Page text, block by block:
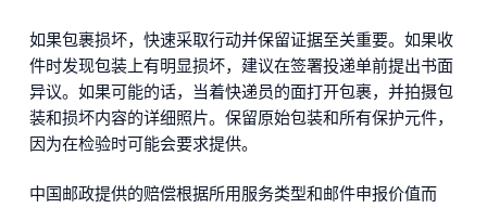
如果包裹损坏，快速采取行动并保留证据至关重要。如果收
件时发现包装上有明显损坏，建议在签署投递单前提出书面
异议。如果可能的话，当着快递员的面打开包裹，并拍摄包
装和损坏内容的详细照片。保留原始包装和所有保护元件，
因为在检验时可能会要求提供。
中国邮政提供的赔偿根据所用服务类型和邮件申报价值而